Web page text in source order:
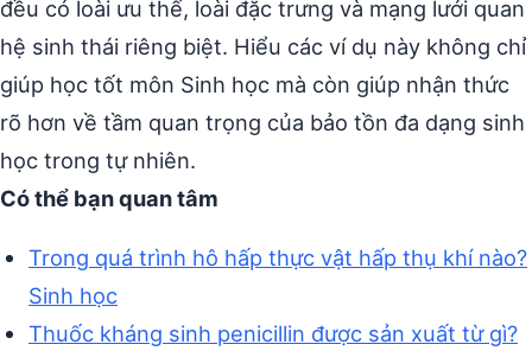
đều có loài ưu thế, loài đặc trưng và mạng lưới quan
hệ sinh thái riêng biệt. Hiểu các ví dụ này không chỉ
giúp học tốt môn Sinh học mà còn giúp nhận thức
rõ hơn về tầm quan trọng của bảo tồn đa dạng sinh
học trong tự nhiên.
Có thể bạn quan tâm
Trong quá trình hô hấp thực vật hấp thụ khí nào?
Sinh học
Thuốc kháng sinh penicillin được sản xuất từ gì?